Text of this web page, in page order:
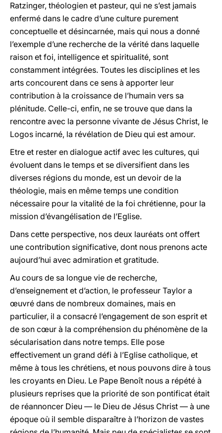
Ratzinger, théologien et pasteur, qui ne s’est jamais
enfermé dans le cadre d’une culture purement
conceptuelle et désincarnée, mais qui nous a donné
l’exemple d’une recherche de la vérité dans laquelle
raison et foi, intelligence et spiritualité, sont
constamment intégrées. Toutes les disciplines et les
arts concourent dans ce sens à apporter leur
contribution à la croissance de l’humain vers sa
plénitude. Celle-ci, enfin, ne se trouve que dans la
rencontre avec la personne vivante de Jésus Christ, le
Logos incarné, la révélation de Dieu qui est amour.
Etre et rester en dialogue actif avec les cultures, qui
évoluent dans le temps et se diversifient dans les
diverses régions du monde, est un devoir de la
théologie, mais en même temps une condition
nécessaire pour la vitalité de la foi chrétienne, pour la
mission d’évangélisation de l’Eglise.
Dans cette perspective, nos deux lauréats ont offert
une contribution significative, dont nous prenons acte
aujourd’hui avec admiration et gratitude.
Au cours de sa longue vie de recherche,
d’enseignement et d’action, le professeur Taylor a
œuvré dans de nombreux domaines, mais en
particulier, il a consacré l’engagement de son esprit et
de son cœur à la compréhension du phénomène de la
sécularisation dans notre temps. Elle pose
effectivement un grand défi à l’Eglise catholique, et
même à tous les chrétiens, et nous pouvons dire à tous
les croyants en Dieu. Le Pape Benoît nous a répété à
plusieurs reprises que la priorité de son pontificat était
de réannoncer Dieu — le Dieu de Jésus Christ — à une
époque où il semble disparaître à l’horizon de vastes